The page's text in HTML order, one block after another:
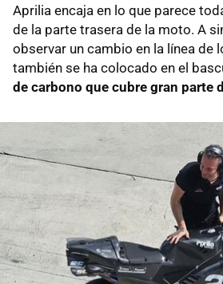
Aprilia encaja en lo que parece
de la parte trasera de la moto. A
observar un cambio en la línea de
también se ha colocado en el
de carbono que cubre gran parte